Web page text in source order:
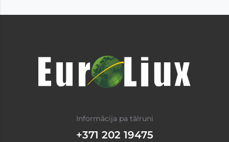
Informācija pa tālruni
+371 202 19475